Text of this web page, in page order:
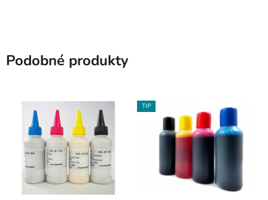
Podobné produkty
TIP